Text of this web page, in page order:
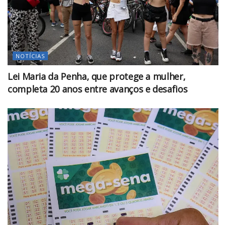
NOTÍCIAS
Lei Maria da Penha, que protege a mulher,
completa 20 anos entre avanços e desafios